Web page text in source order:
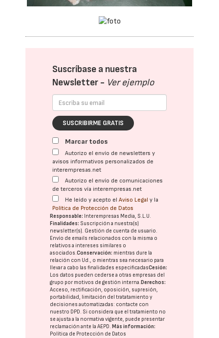
Suscríbase a nuestra
Newsletter - Ver ejemplo
SUSCRIBIRME GRATIS
Marcar todos
Autorizo el envío de newsletters y
avisos informativos personalizados de
interempresas.net
Autorizo el envío de comunicaciones
de terceros vía interempresas.net
He leído y acepto elAviso Legal y la
Política de Protección de Datos
Responsable: Interempresas Media, S.L.U.
Finalidades: Suscripción a nuestra(s)
newsletter(s). Gestión de cuenta de usuario.
Envío de emails relacionados con la misma o
relativos a intereses similares o
asociados.Conservación: mientras dure la
relación con Ud., o mientras sea necesario para
llevar a cabo las finalidades especificadasCesión:
Los datos pueden cederse a otras empresas del
grupo por motivos de gestión interna. Derechos:
Acceso, rectificación, oposición, supresión,
portabilidad, limitación del tratatamiento y
decisiones automatizadas: contacte con
nuestro DPD. Si considera que el tratamiento no
se ajusta a la normativa vigente, puede presentar
reclamación ante laAEPD. Más información:
Política de Protección de Datos